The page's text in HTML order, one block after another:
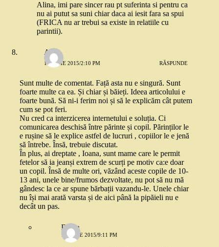
Alina, imi pare sincer rau pt suferinta si pentru ca
nu ai putut sa suni chiar daca ai iesit fara sa spui
(FRICA nu ar trebui sa existe in relatiile cu
parintii).
Ami
16 IULIE 2015/2:10 PM RĂSPUNDE
Sunt multe de comentat. Față asta nu e singură. Sunt
foarte multe ca ea. Și chiar și băieți. Ideea articolului e
foarte bună. Să ni-i ferim noi și să le explicăm cât putem
cum se pot feri.
Nu cred ca interzicerea internetului e soluția. Ci
comunicarea deschisă între părinte și copil. Părinților le
e rușine să le explice astfel de lucruri , copiilor le e jenă
să întrebe. Însă, trebuie discutat.
În plus, ai dreptate , Ioana, sunt mame care le permit
fetelor să ia jeanși extrem de scurți pe motiv ca:e doar
un copil. Însă de multe ori, văzând aceste copile de 10-
13 ani, unele bine/frumos dezvoltate, nu pot să nu mă
gândesc la ce ar spune bărbații vazandu-le. Unele chiar
nu își mai arată varsta și de aici până la pipăieli nu e
decât un pas.
Diana
16 IULIE 2015/9:11 PM